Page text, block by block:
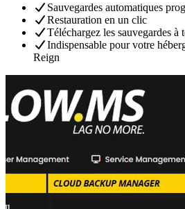
Sauvegardes automatiques
Restauration en un clic
Téléchargez les sauvegardes à
Indispensable pour votre
Reign